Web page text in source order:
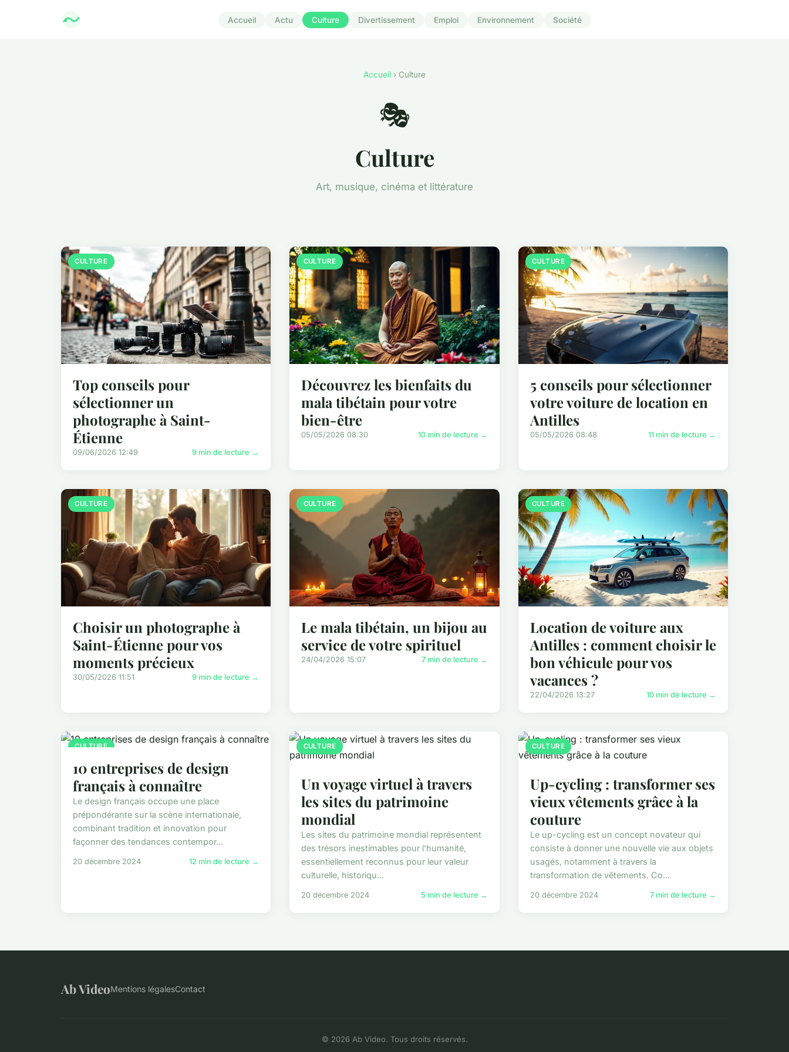
Accueil Actu Culture Divertissement Emploi Environnement Société
Accueil › Culture
🎭
Culture
Art, musique, cinéma et littérature
CULTURE
Top conseils pour
sélectionner un
photographe à Saint-
Étienne
09/06/2026 12:49 9 min de lecture →
CULTURE
Découvrez les bienfaits du
mala tibétain pour votre
bien-être
05/05/2026 08:30 10 min de lecture →
CULTURE
5 conseils pour sélectionner
votre voiture de location en
Antilles
05/05/2026 08:48 11 min de lecture →
CULTURE
Choisir un photographe à
Saint-Étienne pour vos
moments précieux
30/05/2026 11:51 9 min de lecture →
CULTURE
Le mala tibétain, un bijou au
service de votre spirituel
24/04/2026 15:07 7 min de lecture →
CULTURE
Location de voiture aux
Antilles : comment choisir le
bon véhicule pour vos
vacances ?
22/04/2026 13:27 10 min de lecture →
CULTURE
10 entreprises de design
français à connaître
Le design français occupe une place
prépondérante sur la scène internationale,
combinant tradition et innovation pour
façonner des tendances contempor...
20 décembre 2024 12 min de lecture →
CULTURE
Un voyage virtuel à travers
les sites du patrimoine
mondial
Les sites du patrimoine mondial représentent
des trésors inestimables pour l'humanité,
essentiellement reconnus pour leur valeur
culturelle, historiqu...
20 décembre 2024 5 min de lecture →
CULTURE
Up-cycling : transformer ses
vieux vêtements grâce à la
couture
Le up-cycling est un concept novateur qui
consiste à donner une nouvelle vie aux objets
usagés, notamment à travers la
transformation de vêtements. Co...
20 décembre 2024 7 min de lecture →
Ab VideoMentions légalesContact
© 2026 Ab Video. Tous droits réservés.